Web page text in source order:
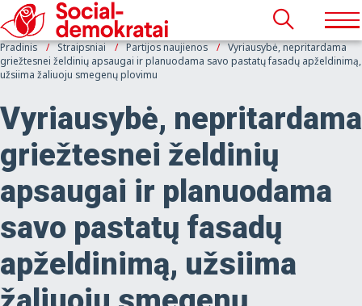
Pradinis Straipsniai Partijos naujienos
Vyriausybė, nepritardama
griežtesnei želdinių apsaugai ir planuodama savo pastatų fasadų apželdinimą,
užsiima žaliuoju smegenų plovimu
Vyriausybė, nepritardama
griežtesnei želdinių
apsaugai ir planuodama
savo pastatų fasadų
apželdinimą, užsiima